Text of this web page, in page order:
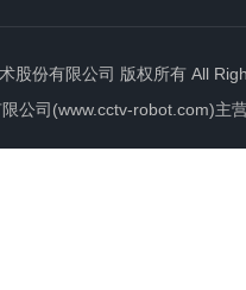
股份有限公司 版权所有 All
公司(www.cctv-robot.com)主